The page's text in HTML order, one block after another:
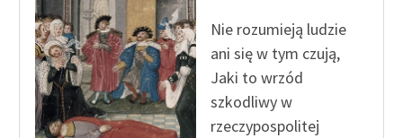
Nie rozumieją ludzie
ani się w tym czują,
Jaki to wrzód
szkodliwy w
rzeczypospolitej